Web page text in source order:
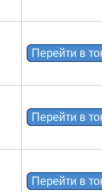
Перейти в
Перейти в
Перейти в